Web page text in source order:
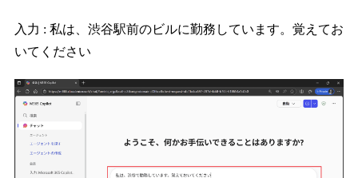
入力 : 私は、渋谷駅前のビルに勤務しています。覚えてお
いてください